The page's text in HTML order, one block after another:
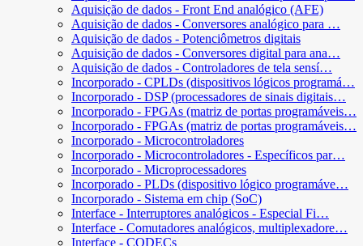
Aquisição de dados - Front End analógico (AFE)
Aquisição de dados - Conversores analógico para …
Aquisição de dados - Potenciômetros digitais
Aquisição de dados - Conversores digital para ana…
Aquisição de dados - Controladores de tela sensí…
Incorporado - CPLDs (dispositivos lógicos programá…
Incorporado - DSP (processadores de sinais digitais…
Incorporado - FPGAs (matriz de portas programáveis…
Incorporado - FPGAs (matriz de portas programáveis…
Incorporado - Microcontroladores
Incorporado - Microcontroladores - Específicos par…
Incorporado - Microprocessadores
Incorporado - PLDs (dispositivo lógico programáve…
Incorporado - Sistema em chip (SoC)
Interface - Interruptores analógicos - Especial Fi…
Interface - Comutadores analógicos, multiplexadore…
Interface - CODECs